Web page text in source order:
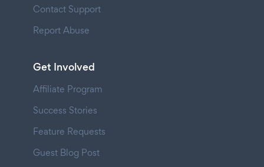
Contact Support
Report Abuse
Get Involved
Affiliate Program
Success Stories
Feature Requests
Guest Blog Post